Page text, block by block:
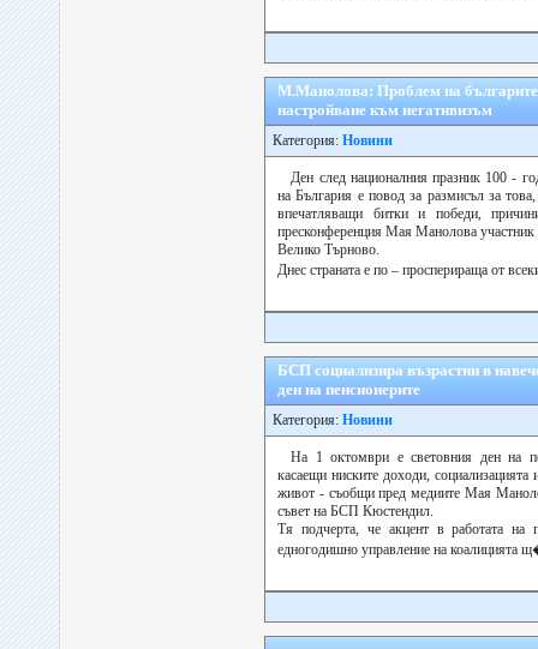
М.Манолова: Проблем на българите
настройване към негативизъм
Категория: Новини
Ден след националния празник 100 -
на България е повод за размисъл за
впечатляващи битки и победи,
пресконференция Мая Манолова участник
Велико Търново.
Днес страната е по – просперираща от
БСП социализира възрастни в
ден на пенсионерите
Категория: Новини
На 1 октомври е световния ден на
касаещи ниските доходи,
живот - съобщи пред медиите Мая
съвет на БСП Кюстендил.
Тя подчерта, че акцент в работата на
едногодишно управление на коалицията